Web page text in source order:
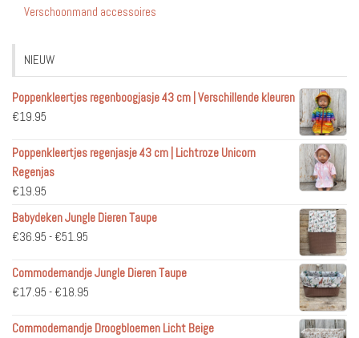
Verschoonmand accessoires
NIEUW
Poppenkleertjes regenboogjasje 43 cm | Verschillende kleuren
€19.95
Poppenkleertjes regenjasje 43 cm | Lichtroze Unicorn
Regenjas
€19.95
Babydeken Jungle Dieren Taupe
€36.95 - €51.95
tot
€51.95
Commodemandje Jungle Dieren Taupe
€17.95 - €18.95
tot
Commodemandje Droogbloemen Licht Beige